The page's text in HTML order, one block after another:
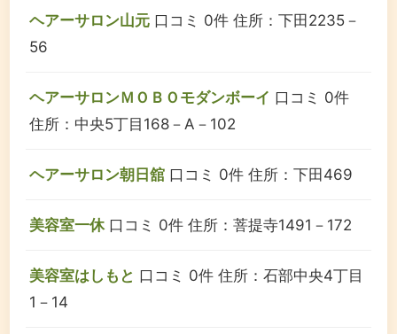
ヘアーサロン山元 口コミ 0件 住所：下田2235－
56
ヘアーサロンＭＯＢＯモダンボーイ 口コミ 0件
住所：中央5丁目168－A－102
ヘアーサロン朝日舘 口コミ 0件 住所：下田469
美容室一休 口コミ 0件 住所：菩提寺1491－172
美容室はしもと 口コミ 0件 住所：石部中央4丁目
1－14